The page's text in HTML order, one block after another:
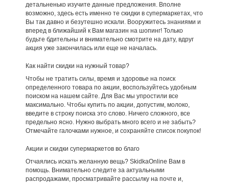
детальненько изучите данные предложения. Вполне
возможно, здесь есть именно те скидки в супермаркетах, что
Вы так давно и безутешно искали. Вооружитесь знаниями и
вперед в ближайший к Вам магазин на шопинг! Только
будьте бдительны и внимательно смотрите на дату, вдруг
акция уже закончилась или еще не началась.
Как найти скидки на нужный товар?
Чтобы не тратить силы, время и здоровье на поиск
определенного товара по акции, воспользуйтесь удобным
поиском на нашем сайте. Для Вас мы упростили все
максимально. Чтобы купить по акции, допустим, молоко,
введите в строку поиска это слово. Ничего сложного, все
предельно ясно. Нужно выбрать много всего и не забыть?
Отмечайте галочками нужное, и сохраняйте список покупок!
Акции и скидки супермаркетов во благо
Отчаялись искать желанную вещь? SkidkaOnline Вам в
помощь. Внимательно следите за актуальными
распродажами, просматривайте рассылку на почте и,